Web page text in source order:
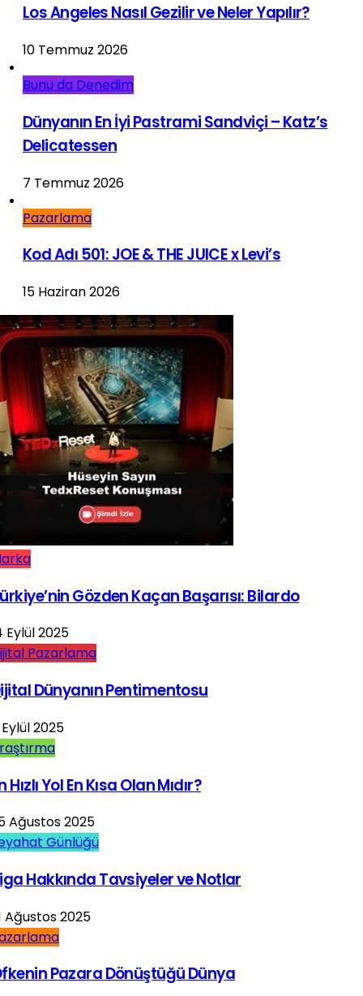
Los Angeles Nasıl Gezilir ve Neler Yapılır?
10 Temmuz 2026
Bunu da Denedim
Dünyanın En İyi Pastrami Sandviçi – Katz’s
Delicatessen
7 Temmuz 2026
Pazarlama
Kod Adı 501: JOE & THE JUICE x Levi’s
15 Haziran 2026
Gözden Kaçan Başarısı: Bilardo
Eylül 2025
Pazarlama
Dünyanın Pentimentosu
2025
Hızlı Yol En Kısa Olan Mıdır?
Ağustos 2025
Günlüğü
Hakkında Tavsiyeler ve Notlar
Ağustos 2025
Pazara Dönüştüğü Dünya